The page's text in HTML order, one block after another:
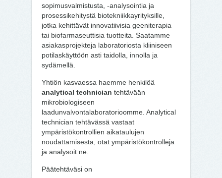
sopimusvalmistusta, -analysointia ja
prosessikehitystä biotekniikkayrityksille,
jotka kehittävät innovatiivisia geeniterapia
tai biofarmaseuttisia tuotteita. Saatamme
asiakasprojekteja laboratoriosta kliiniseen
potilaskäyttöön asti taidolla, innolla ja
sydämellä.
Yhtiön kasvaessa haemme henkilöä
analytical technician tehtävään
mikrobiologiseen
laadunvalvontalaboratorioomme. Analytical
technician tehtävässä vastaat
ympäristökontrollien aikataulujen
noudattamisesta, otat ympäristökontrolleja
ja analysoit ne.
Päätehtäväsi on